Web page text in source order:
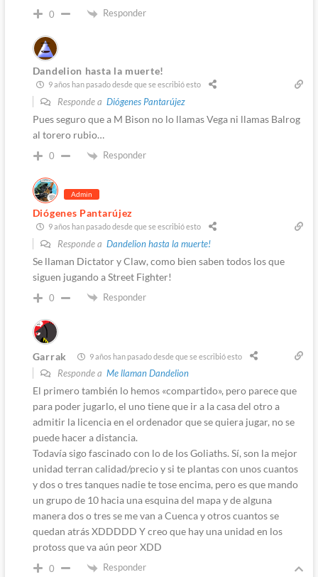
0 Responder
Dandelion hasta la muerte!
9 años han pasado desde que se escribió esto
Responde a Diógenes Pantarújez
Pues seguro que a M Bison no lo llamas Vega ni llamas Balrog
al torero rubio…
0 Responder
Admin
Diógenes Pantarújez
9 años han pasado desde que se escribió esto
Responde a Dandelion hasta la muerte!
Se llaman Dictator y Claw, como bien saben todos los que
siguen jugando a Street Fighter!
0 Responder
Garrak 9 años han pasado desde que se escribió esto
Responde a Me llaman Dandelion
El primero también lo hemos «compartido», pero parece que
para poder jugarlo, el uno tiene que ir a la casa del otro a
admitir la licencia en el ordenador que se quiera jugar, no se
puede hacer a distancia.
Todavía sigo fascinado con lo de los Goliaths. Sí, son la mejor
unidad terran calidad/precio y si te plantas con unos cuantos
y dos o tres tanques nadie te tose encima, pero es que mando
un grupo de 10 hacia una esquina del mapa y de alguna
manera dos o tres se me van a Cuenca y otros cuantos se
quedan atrás XDDDDD Y creo que hay una unidad en los
protoss que va aún peor XDD
0 Responder